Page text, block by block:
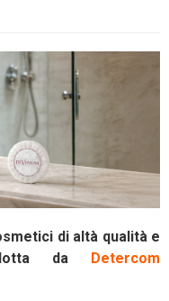
di altà qualità e
da
Detercom